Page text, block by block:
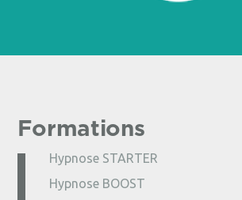
Formations
Hypnose STARTER
Hypnose BOOST